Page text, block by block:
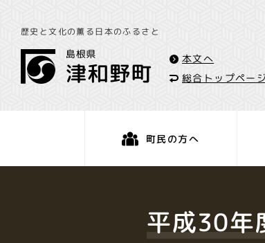
歴史と文化の薫る日本のふるさと
本文へ
総合トップペー
町民の方へ
平成30年